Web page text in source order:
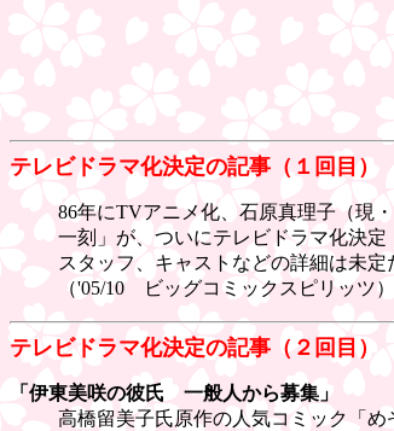
テレビドラマ化決定の記事（１回目）
86年にTVアニメ化、石原真理子（現
一刻」が、ついにテレビドラマ化決定
スタッフ、キャストなどの詳細は未
（'05/10 ビッグコミックスピリッツ）
テレビドラマ化決定の記事（２回目）
「伊東美咲の彼氏 一般人から募集」
高橋留美子氏原作の人気コミック「